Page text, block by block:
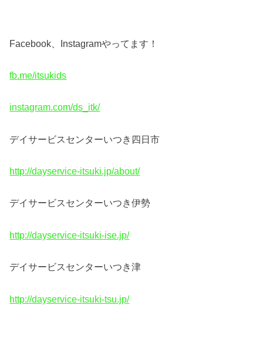
Facebook Instagramやってます！
fb.me/itsukids
instagram.com/ds_itk/
デイサービスセンターいつき四日市
http://dayservice-itsuki.jp/about/
デイサービスセンターいつき伊勢
http://dayservice-itsuki-ise.jp/
デイサービスセンターいつき津
http://dayservice-itsuki-tsu.jp/